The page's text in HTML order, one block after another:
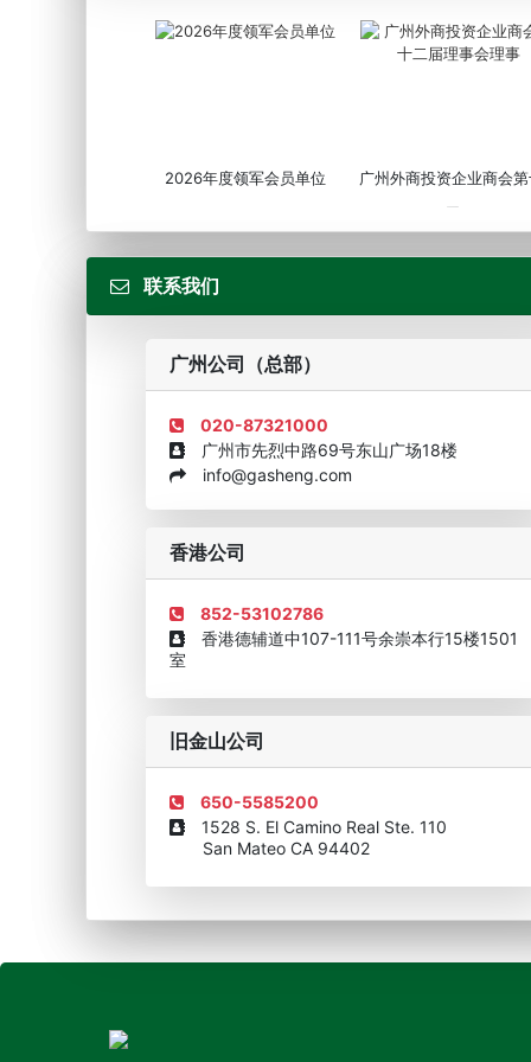
2026年度领军会员单位
广州外商投资企业商会
届...
企业诚信AAAAA奖牌2015 欧美澳最具价值品牌移
联系我们
广州公司（总部）
020-87321000
广州市先烈中路69号东山广场18楼
info@gasheng.com
香港公司
852-53102786
香港德辅道中107-111号余崇本行15楼1501
室
旧金山公司
650-5585200
1528 S. El Camino Real Ste. 110
San Mateo CA 94402